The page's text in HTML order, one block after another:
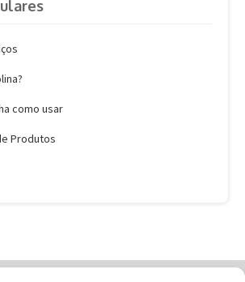
como usar
Produtos